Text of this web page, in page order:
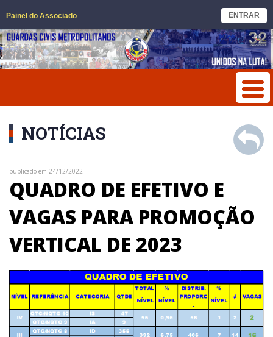
Painel do Associado ENTRAR
NOTÍCIAS
publicado em 24/12/2022
QUADRO DE EFETIVO E
VAGAS PARA PROMOÇÃO
VERTICAL DE 2023